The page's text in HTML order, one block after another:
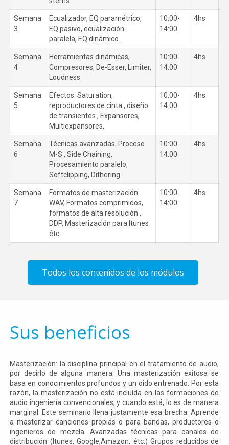
Semana
3
Ecualizador, EQ paramétrico,
EQ pasivo, ecualización
paralela, EQ dinámico.
10:00-
14:00
4hs
Semana
4
Herramientas dinámicas,
Compresores, De-Esser, Limiter,
Loudness
10:00-
14:00
4hs
Semana
5
Efectos: Saturation,
reproductores de cinta , diseño
de transientes , Expansores,
Multiexpansores,
10:00-
14:00
4hs
Semana
6
Técnicas avanzadas: Proceso
M-S , Side Chaining,
Procesamiento paralelo,
Softclipping, Dithering
10:00-
14:00
4hs
Semana
7
Formatos de masterización:
WAV, Formatos comprimidos,
formatos de alta resolución ,
DDP, Masterización para Itunes
étc.
10:00-
14:00
4hs
Todos los contenidos de los módulos
Sus beneficios
Masterización: la disciplina principal en el tratamiento de audio,
por decirlo de alguna manera. Una masterización exitosa se
basa en conocimientos profundos y un oído entrenado. Por esta
razón, la masterización no está incluída en las formaciones de
audio ingeniería convencionales, y cuando está, lo es de manera
marginal. Este seminario llena justamente esa brecha. Aprende
a masterizar canciones propias o para bandas, productores o
ingenieros de mezcla. Avanzadas técnicas para canales de
distribución (Itunes, Google,Amazon, étc.) Grupos reducidos de